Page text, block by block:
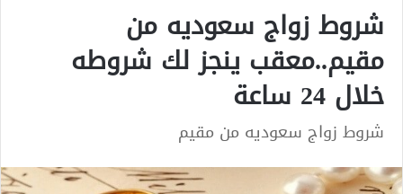
شروط زواج سعوديه من
مقيم..معقب ينجز لك شروطه
خلال 24 ساعة
شروط زواج سعوديه من مقيم